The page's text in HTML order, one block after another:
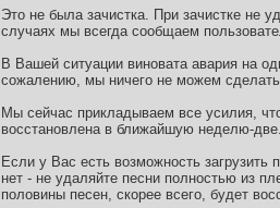
Это не была зачистка. При зачистке не
случаях мы всегда сообщаем
В Вашей ситуации виновата авария на
сожалению, мы ничего не можем сделать
Мы сейчас прикладываем все усилия,
восстановлена в ближайшую неделю-
Если у Вас есть возможность
нет - не удаляйте песни полностью из
половины песен, скорее всего, будет